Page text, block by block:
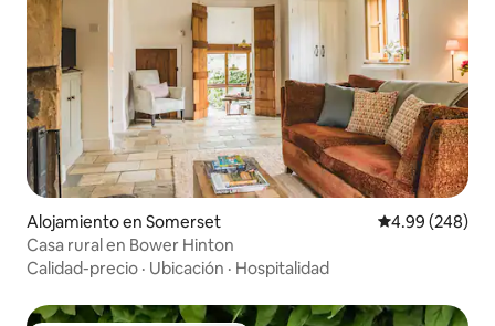
Alojamiento en Somerset Calificación
4.99 (248)
Casa rural en Bower Hinton
Calidad-precio · Ubicación · Hospitalidad